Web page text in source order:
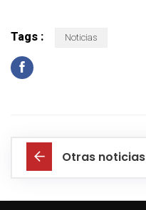
Tags : Noticias
Otras noticias